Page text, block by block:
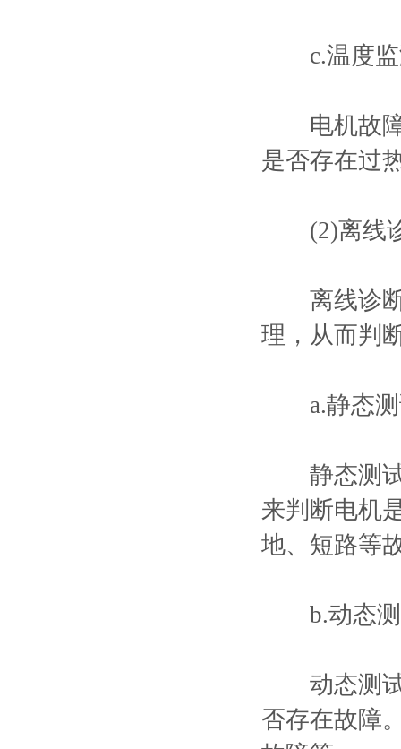
c.温度监
电机故障
是否存在过
(2)离线
离线诊断
理，从而判
a.静态测
静态测试
来判断电机
地、短路等
b.动态测
动态测试
否存在故障